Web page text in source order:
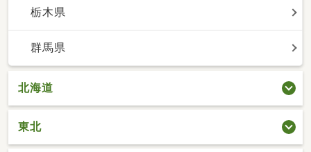
栃木県
群馬県
北海道
東北